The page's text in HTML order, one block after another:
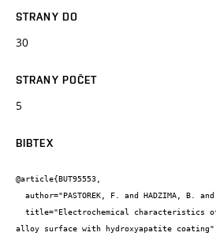
STRANY DO
30
STRANY POČET
5
BIBTEX
@article{BUT95553,
alloy surface with hydroxyapatite coating",